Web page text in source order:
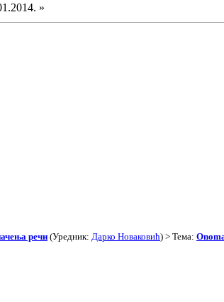
»
речи (Уредник: Дарко Новаковић) > Тема: